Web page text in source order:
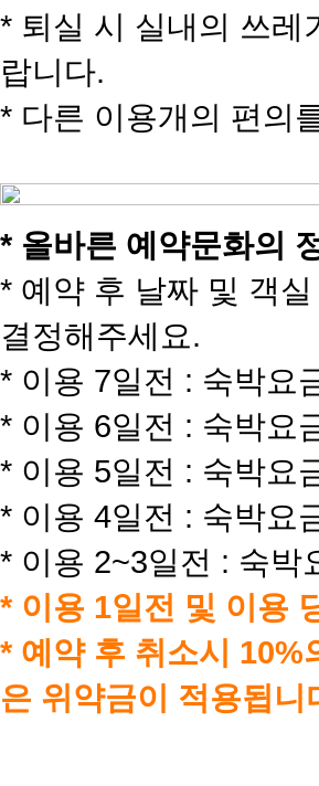
* 퇴실 시 실내의 쓰레
랍니다.
* 다른 이용개의 편의
* 올바른 예약문화의
* 예약 후 날짜 및 객
결정해주세요.
* 이용 7일전 : 숙박요
* 이용 6일전 : 숙박요
* 이용 5일전 : 숙박요
* 이용 4일전 : 숙박요
* 이용 2~3일전 : 숙박
* 이용 1일전 및 이용
* 예약 후 취소시 10%
은 위약금이 적용됩니